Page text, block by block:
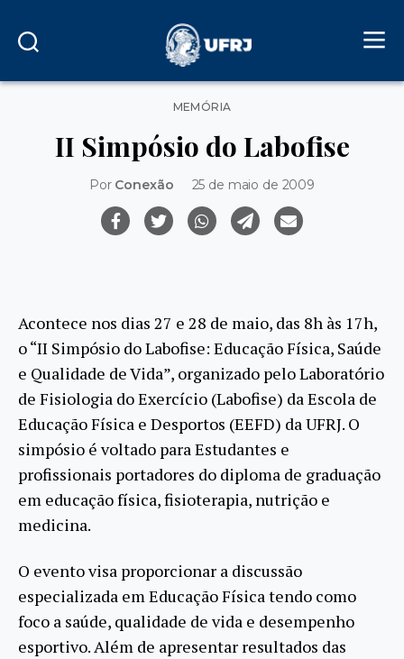
Categorias
MEMÓRIA
II Simpósio do Labofise
Por Conexão 25 de maio de 2009
Acontece nos dias 27 e 28 de maio, das 8h às 17h,
o “II Simpósio do Labofise: Educação Física, Saúde
e Qualidade de Vida”, organizado pelo Laboratório
de Fisiologia do Exercício (Labofise) da Escola de
Educação Física e Desportos (EEFD) da UFRJ. O
simpósio é voltado para Estudantes e
profissionais portadores do diploma de graduação
em educação física, fisioterapia, nutrição e
medicina.
O evento visa proporcionar a discussão
especializada em Educação Física tendo como
foco a saúde, qualidade de vida e desempenho
esportivo. Além de apresentar resultados das